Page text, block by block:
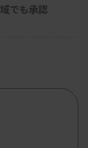
でも承認